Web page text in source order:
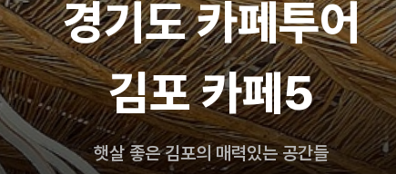
경기도 카페투어
김포 카페5
햇살 좋은 김포의 매력있는 공간들